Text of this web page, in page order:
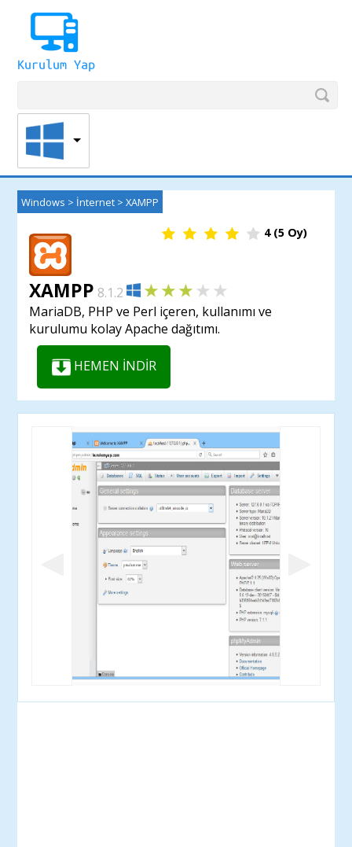
Windows > İnternet >XAMPP
4(5Oy)
XAMPP 8.1.2
MariaDB, PHP ve Perl içeren, kullanımı ve
kurulumu kolay Apache dağıtımı.
HEMEN İNDİR